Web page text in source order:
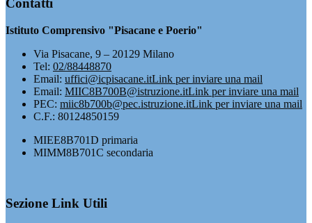
Contatti
Istituto Comprensivo "Pisacane e Poerio"
Via Pisacane, 9 – 20129 Milano
Tel: 02/88448870
Email: uffici@icpisacane.itLink per inviare una mail
Email: MIIC8B700B@istruzione.itLink per inviare una mail
PEC: miic8b700b@pec.istruzione.itLink per inviare una mail
C.F.: 80124850159
MIEE8B701D primaria
MIMM8B701C secondaria
Sezione Link Utili